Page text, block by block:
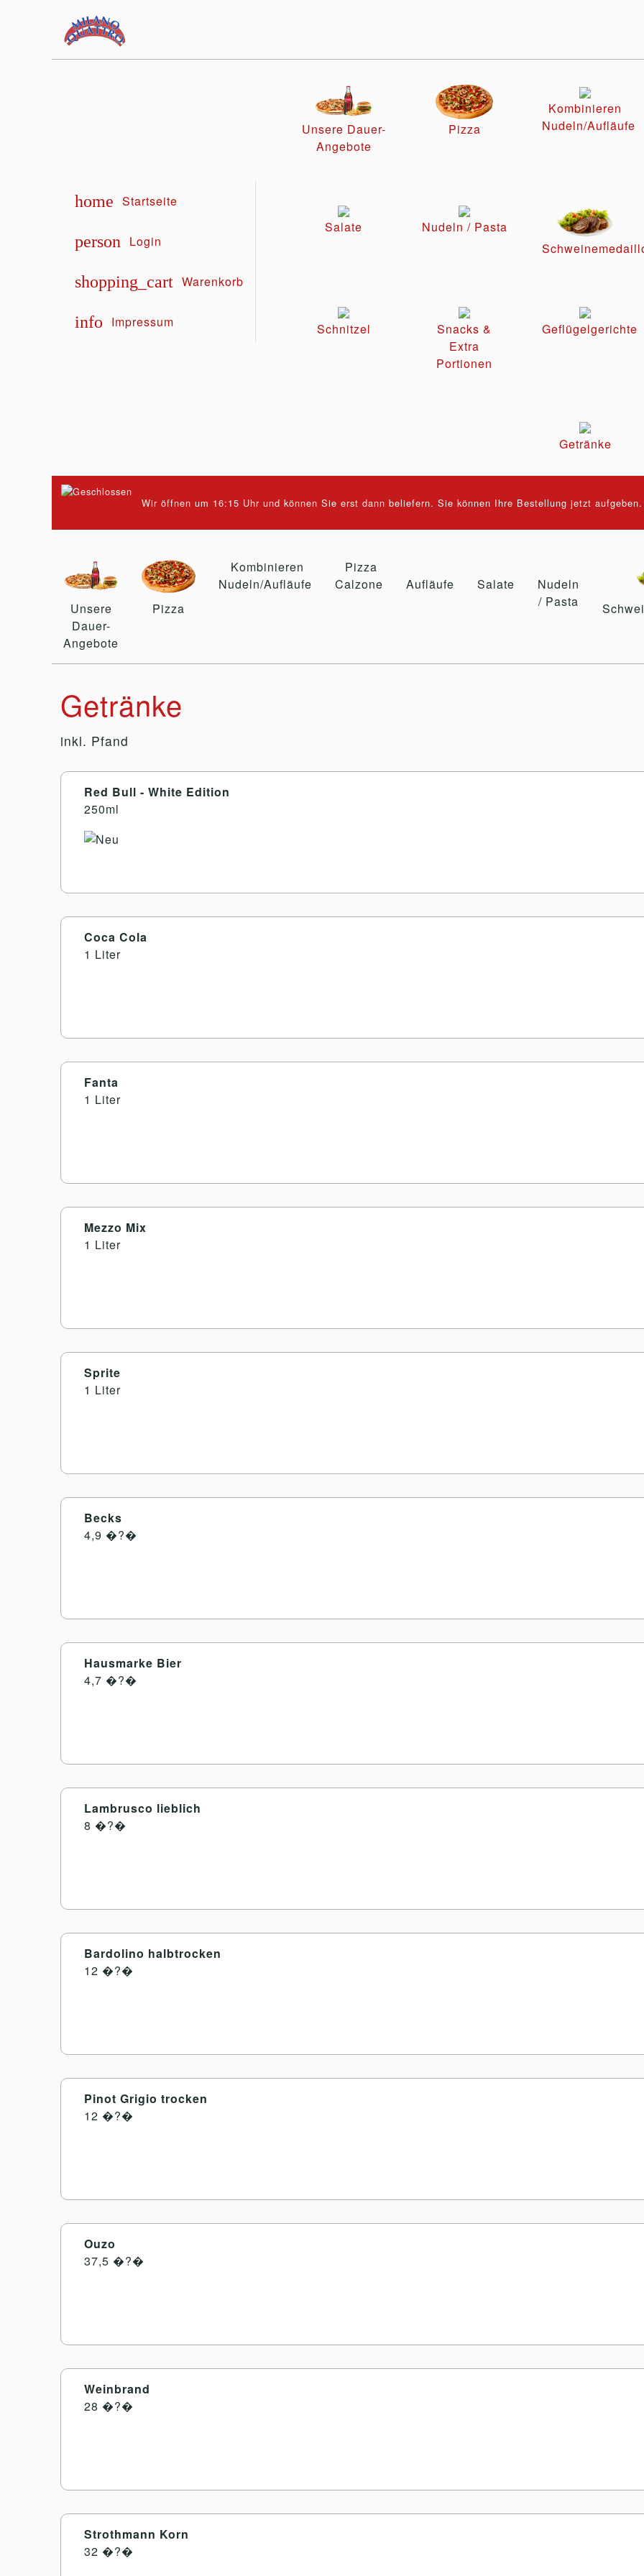
home Startseite
person Login
shopping_cart Warenkorb
info Impressum
Unsere Dauer-
Angebote
Pizza
Kombinieren
Nudeln/Aufläufe
Salate
Nudeln / Pasta
Schnitzel
Snacks &
Extra
Portionen
Geflügelgerichte
Getränke
Wir öffnen um 16:15 Uhr und können Sie erst dann beliefern. Sie können Ihre Bestellung jetzt aufgeben.
Unsere
Dauer-
Angebote
Pizza
Kombinieren
Nudeln/Aufläufe
Pizza
Calzone
Aufläufe Salate
Nudeln
/ Pasta
Getränke
inkl. Pfand
Red Bull - White Edition
250ml
Coca Cola
1 Liter
Fanta
1 Liter
Mezzo Mix
1 Liter
Sprite
1 Liter
Becks
4,9 �?�
Hausmarke Bier
4,7 �?�
Lambrusco lieblich
8 �?�
Bardolino halbtrocken
12 �?�
Pinot Grigio trocken
12 �?�
Ouzo
37,5 �?�
Weinbrand
28 �?�
Strothmann Korn
32 �?�